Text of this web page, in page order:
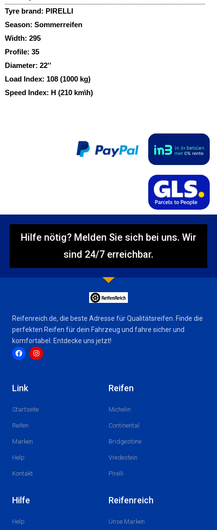
Tyre brand: PIRELLI
Season: Sommerreifen
Width: 295
Profile: 35
Diameter: 22''
Load Index: 108 (1000 kg)
Speed Index: H (210 km\h)
Hilfe nötig? Melden Sie sich bei uns. Wir
sind 24/7 erreichbar.
Reifenreich.de, die beste Adresse für Qualitätsreifen. Finde die
perfekten Reifen für dein Fahrzeug und fahre sicher und
komfortabel. Entdecke uns jetzt!
c
e
o r
Link
Startseite
Reifen
Marken
Help
Kontakt
Reifen
Michelin
Continental
Bridgestone
Vredestein
Pirelli
Hilfe
Help
Reifenreich
Unse Marken